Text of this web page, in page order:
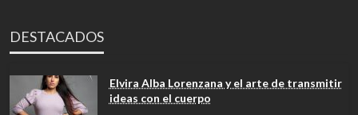
DESTACADOS
Elvira Alba Lorenzana y el arte de transmitir
ideas con el cuerpo